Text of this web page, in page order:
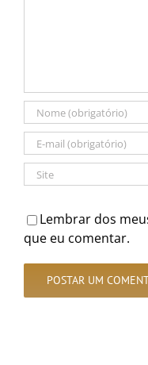
Lembrar dos
que eu comentar.